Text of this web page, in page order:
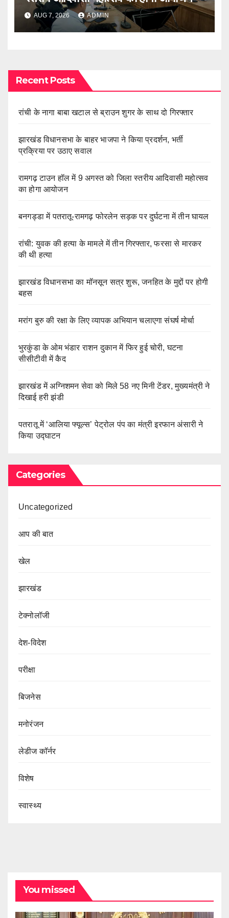
AUG 7, 2026 ADMIN
Recent Posts
रांची के नागा बाबा खटाल से ब्राउन शुगर के साथ दो गिरफ्तार
झारखंड विधानसभा के बाहर भाजपा ने किया प्रदर्शन, भर्ती
प्रक्रिया पर उठाए सवाल
रामगढ़ टाउन हॉल में 9 अगस्त को जिला स्तरीय आदिवासी महोत्सव
का होगा आयोजन
बनगड्डा में पतरातू-रामगढ़ फोरलेन सड़क पर दुर्घटना में तीन घायल
रांची: युवक की हत्या के मामले में तीन गिरफ्तार, फरसा से मारकर
की थी हत्या
झारखंड विधानसभा का मॉनसून सत्र शुरू, जनहित के मुद्दों पर होगी
बहस
मरांग बुरु की रक्षा के लिए व्यापक अभियान चलाएगा संघर्ष मोर्चा
भुरकुंडा के ओम भंडार राशन दुकान में फिर हुई चोरी, घटना
सीसीटीवी में कैद
झारखंड में अग्निशमन सेवा को मिले 58 नए मिनी टेंडर, मुख्यमंत्री ने
दिखाई हरी झंडी
पतरातू में ‘आलिया फ्यूल्स’ पेट्रोल पंप का मंत्री इरफान अंसारी ने
किया उद्घाटन
Categories
Uncategorized
आप की बात
खेल
झारखंड
टेक्नोलॉजी
देश-विदेश
परीक्षा
बिजनेस
मनोरंजन
लेडीज कॉर्नर
विशेष
स्वास्थ्य
You missed